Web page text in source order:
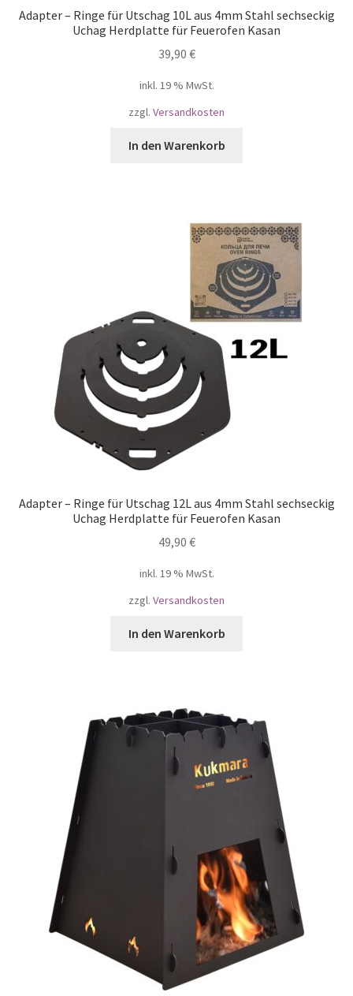
Adapter – Ringe für Utschag 10L aus 4mm Stahl sechseckig
Uchag Herdplatte für Feuerofen Kasan
39,90 €
inkl. 19 % MwSt.
zzgl. Versandkosten
In den Warenkorb
Adapter – Ringe für Utschag 12L aus 4mm Stahl sechseckig
Uchag Herdplatte für Feuerofen Kasan
49,90 €
inkl. 19 % MwSt.
zzgl. Versandkosten
In den Warenkorb